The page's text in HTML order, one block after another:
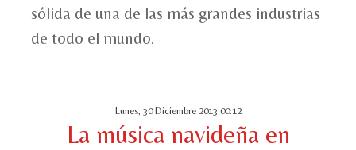
sólida de una de las más grandes industrias
de todo el mundo.
Lunes, 30 Diciembre 2013 00:12
La música navideña en